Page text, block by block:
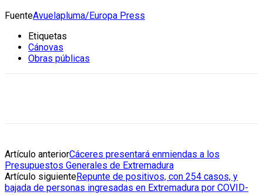
FuenteAvuelapluma/Europa Press
Etiquetas
Cánovas
Obras públicas
Artículo anteriorCáceres presentará enmiendas a los
Presupuestos Generales de Extremadura
Artículo siguienteRepunte de positivos, con 254 casos, y
bajada de personas ingresadas en Extremadura por COVID-